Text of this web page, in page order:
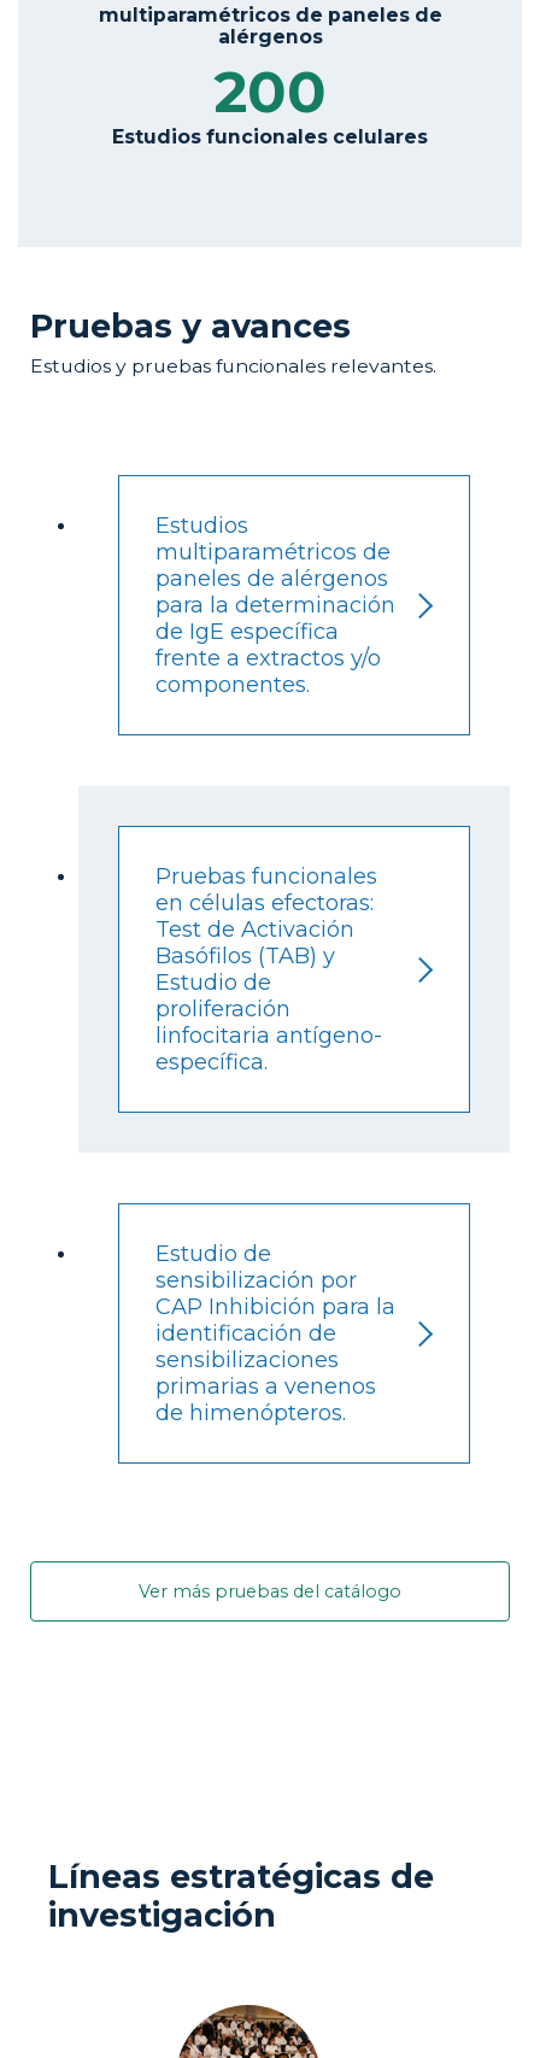
multiparamétricos de paneles de
alérgenos
200
Estudios funcionales celulares
Pruebas y avances
Estudios y pruebas funcionales relevantes.
Estudios
multiparamétricos de
paneles de alérgenos
para la determinación
de IgE específica
frente a extractos y/o
componentes.
Pruebas funcionales
en células efectoras:
Test de Activación
Basófilos (TAB) y
Estudio de
proliferación
linfocitaria antígeno-
específica.
Estudio de
sensibilización por
CAP Inhibición para la
identificación de
sensibilizaciones
primarias a venenos
de himenópteros.
Ver más pruebas del catálogo
Líneas estratégicas de
investigación